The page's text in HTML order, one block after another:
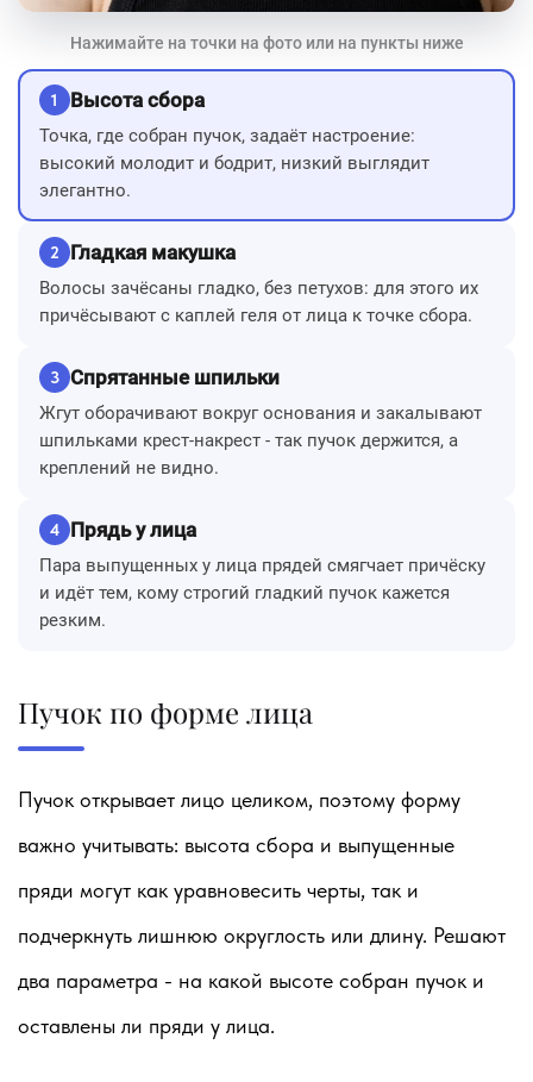
Нажимайте на точки на фото или на пункты ниже
1 Высота сбора
Точка, где собран пучок, задаёт настроение:
высокий молодит и бодрит, низкий выглядит
элегантно.
2 Гладкая макушка
Волосы зачёсаны гладко, без петухов: для этого их
причёсывают с каплей геля от лица к точке сбора.
3 Спрятанные шпильки
Жгут оборачивают вокруг основания и закалывают
шпильками крест-накрест - так пучок держится, а
креплений не видно.
4 Прядь у лица
Пара выпущенных у лица прядей смягчает причёску
и идёт тем, кому строгий гладкий пучок кажется
резким.
Пучок по форме лица
Пучок открывает лицо целиком, поэтому форму
важно учитывать: высота сбора и выпущенные
пряди могут как уравновесить черты, так и
подчеркнуть лишнюю округлость или длину. Решают
два параметра - на какой высоте собран пучок и
оставлены ли пряди у лица.